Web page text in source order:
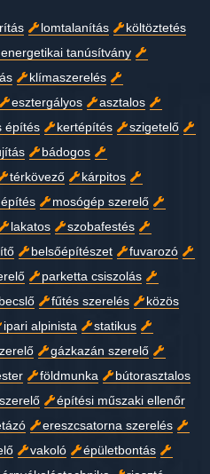
lomtalanítás
költöztetés
energetikai tanúsítvány
klímaszerelés
esztergályos
asztalos
építés kertépítés
szigetelő
bádogos
térkövező
kárpitos
mosógép szerelő
lakatos
szobafestés
belsőépítészet
fuvarozó
parketta csiszolás
fűtés szerelés
közös
ipari alpinista
statikus
gázkazán szerelő
földmunka
bútorasztalos
építési műszaki ellenőr
ereszcsatorna szerelés
vakoló
épületbontás